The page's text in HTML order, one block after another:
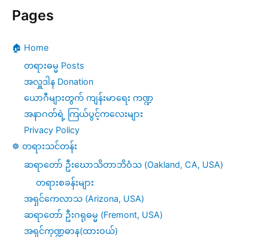
Pages
🏠 Home
တရားဓမ္မ Posts
အလှူဒါန Donation
ယောဂီများတွက် ကျန်းမာရေး ကဏ္ဍ
အနာဂတ်ရဲ့ ကြယ်ပွင့်ကလေးများ
Privacy Policy
☸️ တရားသင်တန်း
ဆရာတော် ဦးဃောသိတာဘိဝံသ (Oakland, CA, USA)
တရားစခန်းများ
အရှင်ကေလာသ (Arizona, USA)
ဆရာတော် ဦးဂရုဓမ္မ (Fremont, USA)
အရှင်ကုဏ္ဍဓာန(ထားဝယ်)